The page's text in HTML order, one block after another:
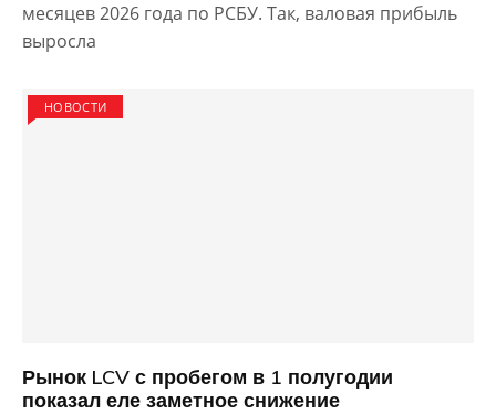
месяцев 2026 года по РСБУ. Так, валовая прибыль
выросла
НОВОСТИ
Рынок LCV с пробегом в 1 полугодии
показал еле заметное снижение